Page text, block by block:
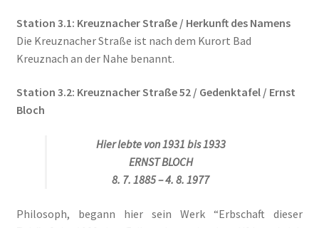
Station 3.1: Kreuznacher Straße / Herkunft des Namens
Die Kreuznacher Straße ist nach dem Kurort Bad
Kreuznach an der Nahe benannt.
Station 3.2: Kreuznacher Straße 52 / Gedenktafel / Ernst
Bloch
Hier lebte von 1931 bis 1933
ERNSTBLOCH
8. 7. 1885 – 4. 8. 1977
Philosoph, begann hier sein Werk “Erbschaft dieser